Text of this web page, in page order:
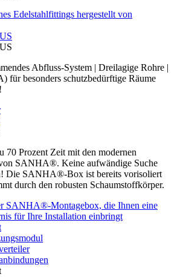
Abfluss-System | Dreilagige Rohre |
für besonders schutzbedürftige Räume
70 Prozent Zeit mit den modernen
SANHA®. Keine aufwändige Suche
Die SANHA®-Box ist bereits vorisoliert
durch den robusten Schaumstoffkörper.